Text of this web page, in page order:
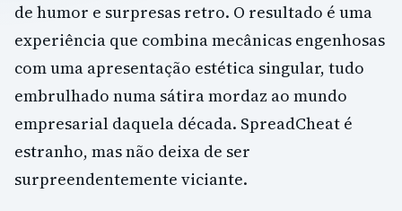
de humor e surpresas retro. O resultado é uma
experiência que combina mecânicas engenhosas
com uma apresentação estética singular, tudo
embrulhado numa sátira mordaz ao mundo
empresarial daquela década. SpreadCheat é
estranho, mas não deixa de ser
surpreendentemente viciante.